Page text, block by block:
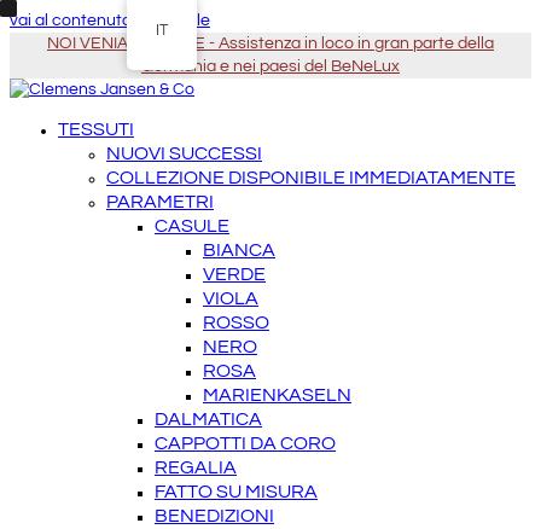
vai al contenuto principale
NOI VENIAMO DA TE - Assistenza in loco in gran parte della
Germania e nei paesi del BeNeLux
TESSUTI
NUOVI SUCCESSI
COLLEZIONE DISPONIBILE IMMEDIATAMENTE
PARAMETRI
CASULE
BIANCA
VERDE
VIOLA
ROSSO
NERO
ROSA
MARIENKASELN
DALMATICA
CAPPOTTI DA CORO
REGALIA
FATTO SU MISURA
BENEDIZIONI
IT